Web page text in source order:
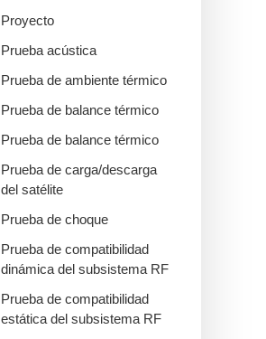
Proyecto
Prueba acústica
Prueba de ambiente térmico
Prueba de balance térmico
Prueba de balance térmico
Prueba de carga/descarga
del satélite
Prueba de choque
Prueba de compatibilidad
dinámica del subsistema RF
Prueba de compatibilidad
estática del subsistema RF